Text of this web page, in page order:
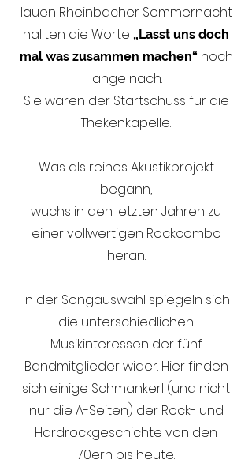
lauen Rheinbacher Sommernacht
hallten die Worte „Lasst uns doch
mal was zusammen machen“ noch
lange nach.
Sie waren der Startschuss für die
Thekenkapelle.
Was als reines Akustikprojekt
begann,
wuchs in den letzten Jahren zu
einer vollwertigen Rockcombo
heran.
In der Songauswahl spiegeln sich
die unterschiedlichen
Musikinteressen der fünf
Bandmitglieder wider. Hier finden
sich einige Schmankerl (und nicht
nur die A-Seiten) der Rock- und
Hardrockgeschichte von den
70ern bis heute.